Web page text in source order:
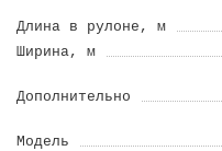
Длина в рулоне, м
Ширина, м
Дополнительно
Модель